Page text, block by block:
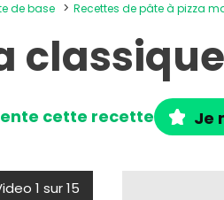
de base Recettes de pâte à pizza
classique
cette recette Je
1 sur 15